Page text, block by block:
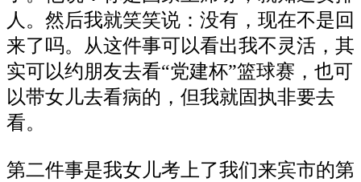
人。然后我就笑笑说：没有，现在不是回
来了吗。从这件事可以看出我不灵活，其
实可以约朋友去看“党建杯”篮球赛，也可
以带女儿去看病的，但我就固执非要去
看。
第二件事是我女儿考上了我们来宾市的第